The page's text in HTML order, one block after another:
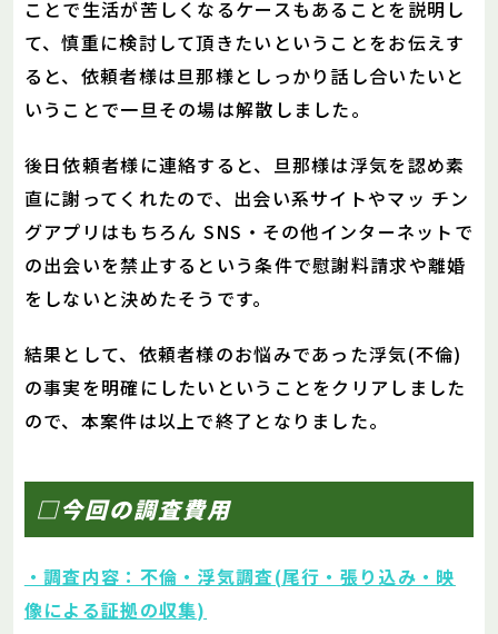
ことで生活が苦しくなるケースもあることを説明し
て、慎重に検討して頂きたいということをお伝えす
ると、依頼者様は旦那様としっかり話し合いたいと
いうことで一旦その場は解散しました。
後日依頼者様に連絡すると、旦那様は浮気を認め素
直に謝ってくれたので、出会い系サイトやマッ チン
グアプリはもちろん SNS・その他インターネットで
の出会いを禁止するという条件で慰謝料請求や離婚
をしないと決めたそうです。
結果として、依頼者様のお悩みであった浮気(不倫)
の事実を明確にしたいということをクリアしました
ので、本案件は以上で終了となりました。
□今回の調査費用
・調査内容：不倫・浮気調査(尾行・張り込み・映
像による証拠の収集)